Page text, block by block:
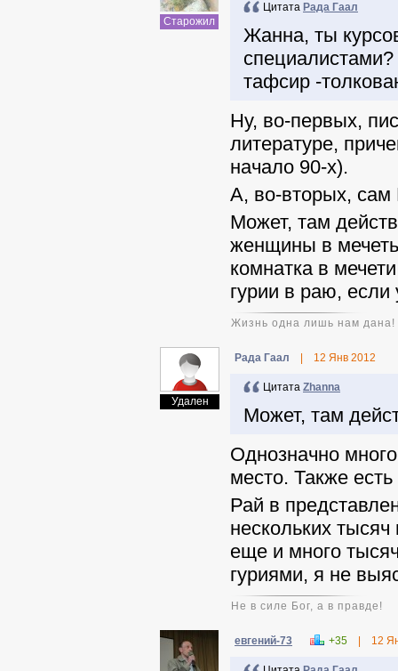
Старожил
Цитата Рада Гаал
Жанна, ты
тафсир -
Ну, во-первых,
литературе,
начало 90-х).
А, во-вторых, сам
Может, там
женщины в
комнатка в
гурии в раю, если
Жизнь одна лишь нам дана!
Удален
Рада Гаал 12 Янв 2012
Цитата Zhanna
Может, там
Однозначно
место. Также
Рай в
нескольких
еще и много
гуриями, я не
Не в силе Бог, а в правде!
евгений-73 +35 12